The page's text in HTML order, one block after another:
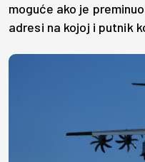
moguće ako je
adresi na kojoj i putnik